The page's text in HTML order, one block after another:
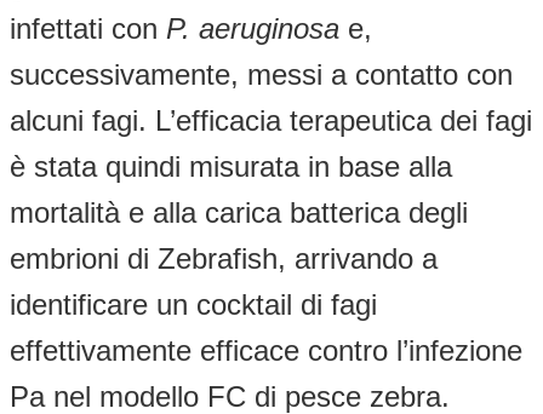
infettati con P. aeruginosa e,
successivamente, messi a contatto con
alcuni fagi. L’efficacia terapeutica dei fagi
è stata quindi misurata in base alla
mortalità e alla carica batterica degli
embrioni di Zebrafish, arrivando a
identificare un cocktail di fagi
effettivamente efficace contro l’infezione
Pa nel modello FC di pesce zebra.